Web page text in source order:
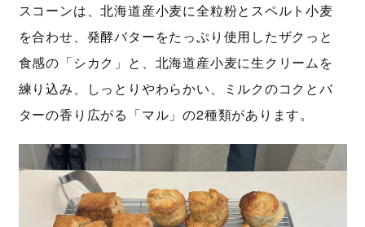
スコーンは、北海道産小麦に全粒粉とスペルト小麦
を合わせ、発酵バターをたっぷり使用したザクっと
食感の「シカク」と、北海道産小麦に生クリームを
練り込み、しっとりやわらかい、ミルクのコクとバ
ターの香り広がる「マル」の2種類があります。